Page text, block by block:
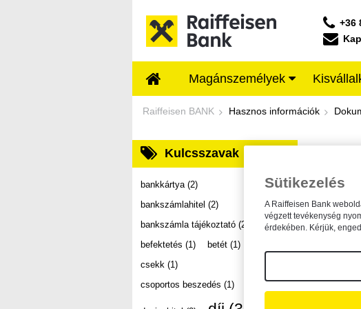
+36
Magánszemélyek
Dokumentumtár -
Raiffeisen BANK Hasznos információk
Kulcsszavak
bankkártya (2)
bankszámlahitel (2)
bankszámla tájékoztató (2)
befektetés (1) betét (1)
csekk (1)
csoportos beszedés (1)
A
Sütikezelés
A Raiffeisen Bank
végzett tevékenység
érdekében. Kérjük,